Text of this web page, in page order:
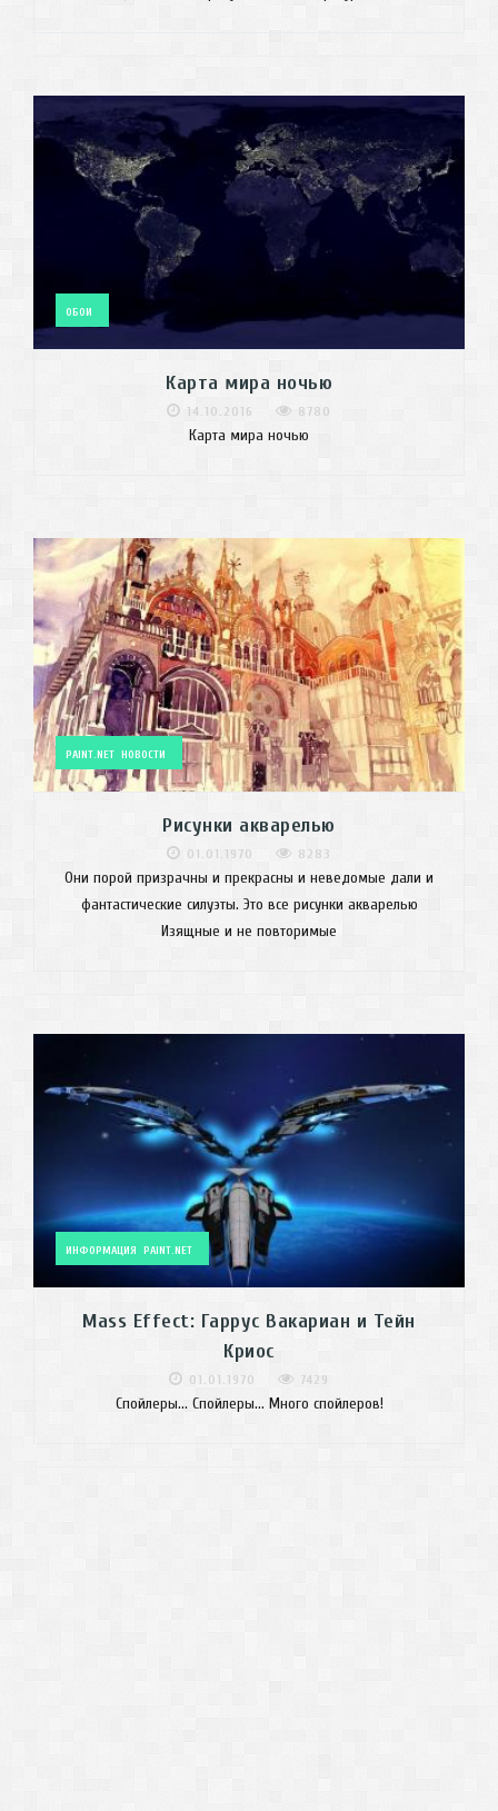
ОБОИ
Карта мира ночью
14.10.2016 8780
Карта мира ночью
PAINT.NET НОВОСТИ
Рисунки акварелью
01.01.1970 8283
Они порой призрачны и прекрасны и неведомые дали и
фантастические силуэты. Это все рисунки акварелью
Изящные и не повторимые
ИНФОРМАЦИЯ PAINT.NET
Mass Effect: Гаррус Вакариан и Тейн
Криос
01.01.1970 7429
Спойлеры... Спойлеры... Много спойлеров!